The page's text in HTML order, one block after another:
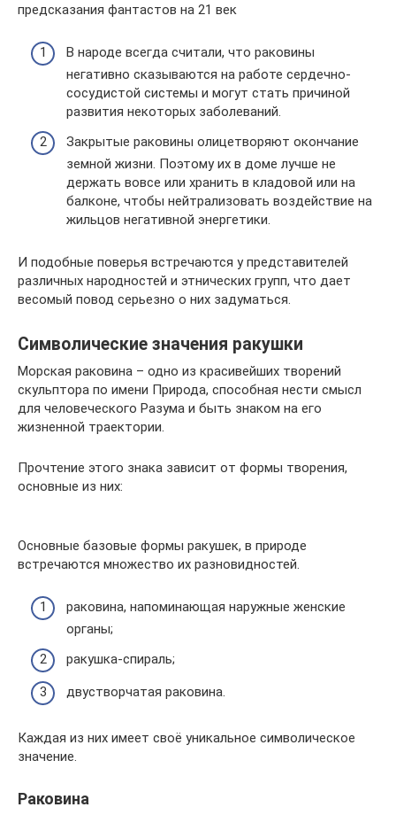
предсказания фантастов на 21 век
В народе всегда считали, что раковины
негативно сказываются на работе сердечно-
сосудистой системы и могут стать причиной
развития некоторых заболеваний.
Закрытые раковины олицетворяют окончание
земной жизни. Поэтому их в доме лучше не
держать вовсе или хранить в кладовой или на
балконе, чтобы нейтрализовать воздействие на
жильцов негативной энергетики.
И подобные поверья встречаются у представителей
различных народностей и этнических групп, что дает
весомый повод серьезно о них задуматься.
Символические значения ракушки
Морская раковина – одно из красивейших творений
скульптора по имени Природа, способная нести смысл
для человеческого Разума и быть знаком на его
жизненной траектории.
Прочтение этого знака зависит от формы творения,
основные из них:
Основные базовые формы ракушек, в природе
встречаются множество их разновидностей.
раковина, напоминающая наружные женские
органы;
ракушка-спираль;
двустворчатая раковина.
Каждая из них имеет своё уникальное символическое
значение.
Раковина